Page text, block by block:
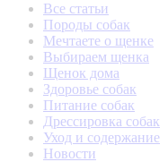
Все статьи
Породы собак
Мечтаете о щенке
Выбираем щенка
Щенок дома
Здоровье собак
Питание собак
Дрессировка собак
Уход и содержание
Новости